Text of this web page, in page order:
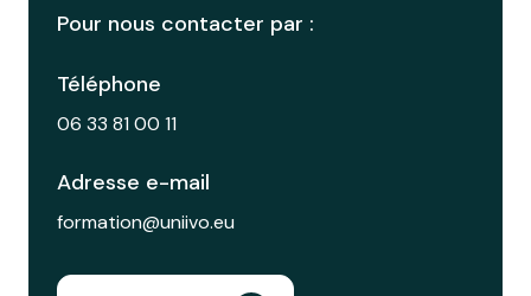
Pour nous contacter par :
Téléphone
06 33 81 00 11
Adresse e-mail
formation@uniivo.eu